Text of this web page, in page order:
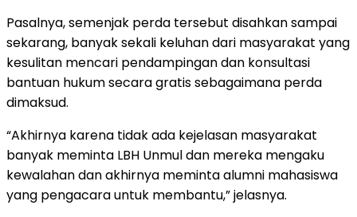
Pasalnya, semenjak perda tersebut disahkan sampai
sekarang, banyak sekali keluhan dari masyarakat yang
kesulitan mencari pendampingan dan konsultasi
bantuan hukum secara gratis sebagaimana perda
dimaksud.
“Akhirnya karena tidak ada kejelasan masyarakat
banyak meminta LBH Unmul dan mereka mengaku
kewalahan dan akhirnya meminta alumni mahasiswa
yang pengacara untuk membantu,” jelasnya.